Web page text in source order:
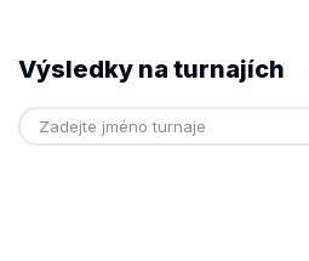
Výsledky na turnajích